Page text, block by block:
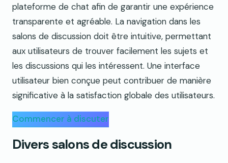
plateforme de chat afin de garantir une expérience
transparente et agréable. La navigation dans les
salons de discussion doit être intuitive, permettant
aux utilisateurs de trouver facilement les sujets et
les discussions qui les intéressent. Une interface
utilisateur bien conçue peut contribuer de manière
significative à la satisfaction globale des utilisateurs.
Commencer à discuter
Divers salons de discussion